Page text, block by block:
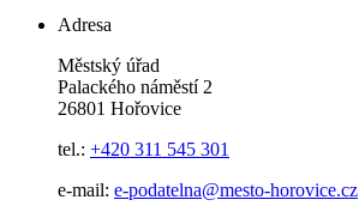
Adresa
Městský úřad
Palackého náměstí 2
26801 Hořovice
tel.: +420 311 545 301
e-mail: e-podatelna@mesto-horovice.cz